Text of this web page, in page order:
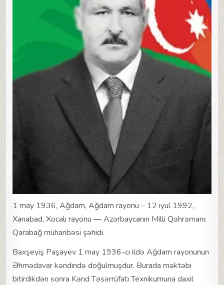
1 may 1936, Ağdam, Ağdam rayonu – 12 iyul 1992,
Xanabad, Xocalı rayonu — Azərbaycanın Milli Qəhrəmanı;
Qarabağ müharibəsi şəhidi.
Baxşeyiş Paşayev 1 may 1936-cı ildə Ağdam rayonunun
Əhmədavar kəndində doğulmuşdur. Burada məktəbi
bitirdikdən sonra Kənd Təsərrüfatı Texnikumuna daxil